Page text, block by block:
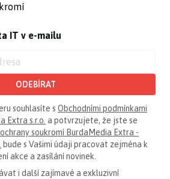
IT v e-mailu
ODEBÍRAT
souhlasíte s Obchodními podmínkami
Extra s.r.o. a potvrzujete, že jste se
soukromí BurdaMedia Extra -
bude s Vašimi údaji pracovat zejména k
akce a zasílání novinek.
i další zajímavé a exkluzivní